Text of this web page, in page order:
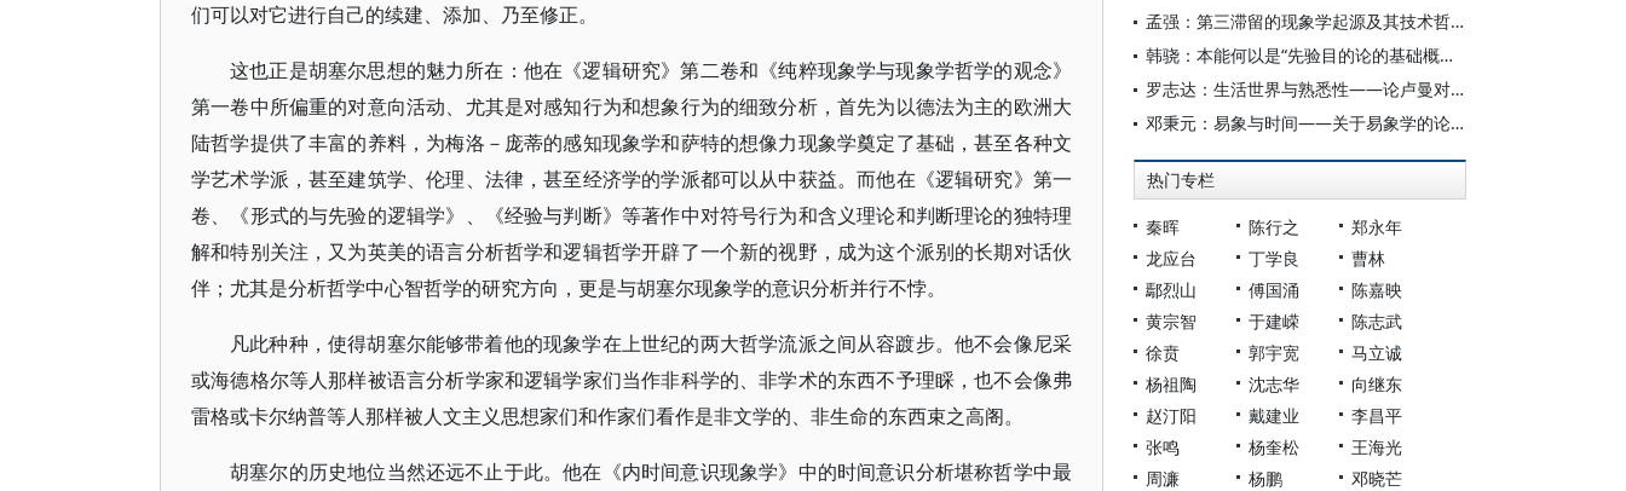
们可以对它进行自己的续建、添加、乃至修正。
这也正是胡塞尔思想的魅力所在：他在《逻辑研究》第二卷和《纯粹现象学与现象学哲学的观念》
第一卷中所偏重的对意向活动、尤其是对感知行为和想象行为的细致分析，首先为以德法为主的欧洲大
陆哲学提供了丰富的养料，为梅洛－庞蒂的感知现象学和萨特的想像力现象学奠定了基础，甚至各种文
学艺术学派，甚至建筑学、伦理、法律，甚至经济学的学派都可以从中获益。而他在《逻辑研究》第一
卷、《形式的与先验的逻辑学》、《经验与判断》等著作中对符号行为和含义理论和判断理论的独特理
解和特别关注，又为英美的语言分析哲学和逻辑哲学开辟了一个新的视野，成为这个派别的长期对话伙
伴；尤其是分析哲学中心智哲学的研究方向，更是与胡塞尔现象学的意识分析并行不悖。
凡此种种，使得胡塞尔能够带着他的现象学在上世纪的两大哲学流派之间从容踱步。他不会像尼采
或海德格尔等人那样被语言分析学家和逻辑学家们当作非科学的、非学术的东西不予理睬，也不会像弗
雷格或卡尔纳普等人那样被人文主义思想家们和作家们看作是非文学的、非生命的东西束之高阁。
胡塞尔的历史地位当然还远不止于此。他在《内时间意识现象学》中的时间意识分析堪称哲学中最
孟强：第三滞留的现象学起源及其技术哲学意义
韩骁：本能何以是“先验目的论的基础概念”？——胡塞尔的“先验本能”概念探析
罗志达：生活世界与熟悉性——论卢曼对胡塞尔的批评
邓秉元：易象与时间——关于易象学的论纲
热门专栏
秦晖 陈行之
郑永年
龙应台
丁学良
曹林
鄢烈山
傅国涌
陈嘉映
黄宗智
于建嵘
陈志武
徐贲
郭宇宽
马立诚
杨祖陶
沈志华
向继东
赵汀阳
戴建业
李昌平
张鸣
杨奎松
王海光
周濂
杨鹏
邓晓芒